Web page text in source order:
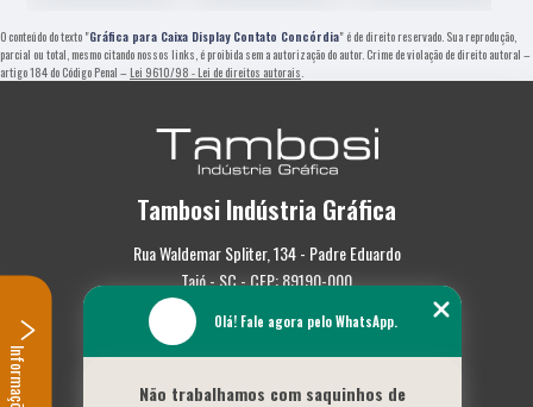
O conteúdo do texto "Gráfica para Caixa Display Contato Concórdia" é de direito reservado. Sua reprodução,
parcial ou total, mesmo citando nossos links, é proibida sem a autorização do autor. Crime de violação de direito autoral –
artigo 184 do Código Penal – Lei 9610/98 - Lei de direitos autorais
Tambosi Indústria Gráfica
Rua Waldemar Spliter, 134 - Padre Eduardo
Taió - SC - CEP: 89190-000
(47) 3562-0587
Empresa
Olá! Fale agora pelo WhatsApp.
Não trabalhamos com saquinhos de
Informações